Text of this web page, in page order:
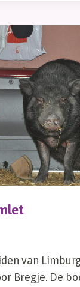
van
Bregje. De